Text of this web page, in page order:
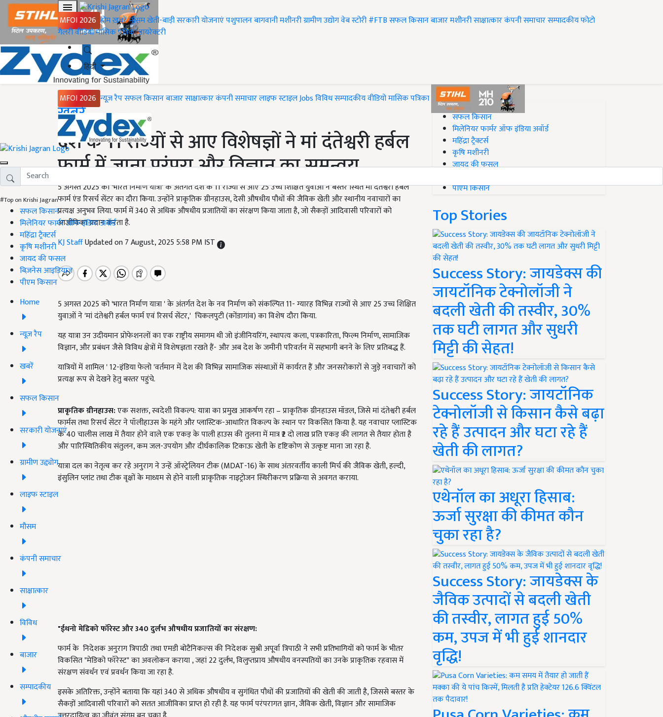
MFOI 2026 होमख़बरेंमौसमखेती-बाड़ीसरकारी योजनाएंपशुपालनबागवानीमशीनरीग्रामीण उद्योगवेब स्टोरी#FTBसफल किसानबाजारमशीनरीसाक्षात्कारकंपनी समाचारसम्पादकीयफोटो
गैलरीवीडियोमासिक पत्रिकाडायरेक्टरी
हिंदी
MFOI 2026 न्यूज़ रैपसफल किसानबाजारसाक्षात्कारकंपनी समाचारलाइफ स्टाइलJobsविविधसम्पादकीयवीडियोमासिक पत्रिका
#Top on Krishi Jagran
सफल किसान
मिलेनियर फार्मर ऑफ इंडिया अवॉर्ड
महिंद्रा ट्रैक्टर्स
कृषि मशीनरी
जायद की फसल
बिज़नेस आइडियाज
पीएम किसान
Home
न्यूज़ रैप
खबरें
सफल किसान
सरकारी योजनाएं
ग्रामीण उद्द्योग
लाइफ स्टाइल
मौसम
कंपनी समाचार
साक्षात्कार
विविध
बाजार
सम्पादकीय
Home
ख़बरें
देश के 11 राज्यों से आए विशेषज्ञों ने मां दंतेश्वरी हर्बल
फार्म में जाना परंपरा और विज्ञान का समन्वय
5 अगस्त 2025 को 'भारत निर्माण यात्रा' के अंतर्गत देश के 11 राज्यों से आए 25 उच्च शिक्षित युवाओं ने बस्तर स्थित मां दंतेश्वरी हर्बल
फार्म एंड रिसर्च सेंटर का दौरा किया. उन्होंने प्राकृतिक ग्रीनहाउस, देसी औषधीय पौधों की जैविक खेती और स्थानीय नवाचारों का
प्रत्यक्ष अनुभव लिया. फार्म में 340 से अधिक औषधीय प्रजातियों का संरक्षण किया जाता है, जो सैकड़ों आदिवासी परिवारों को
आजीविका प्रदान करता है.
KJ StaffUpdated on 7 August, 2025 5:58 PM IST
5 अगस्त 2025 को 'भारत निर्माण यात्रा ' के अंतर्गत देश के नव निर्माण को संकल्पित 11- ग्यारह विभिन्न राज्यों से आए 25 उच्च शिक्षित
युवाओं ने 'मां दंतेश्वरी हर्बल फार्म एवं रिसर्च सेंटर,' चिकलपुटी (कोंडागांव) का विशेष दौरा किया.
यह यात्रा उन उदीयमान प्रोफेशनलों का एक राष्ट्रीय समागम थी जो इंजीनियरिंग, स्थापत्य कला, पत्रकारिता, फिल्म निर्माण, सामाजिक
विज्ञान, और प्रबंधन जैसे विविध क्षेत्रों में विशेषज्ञता रखते हैं- और अब देश के जमीनी परिवर्तन में सहभागी बनने के लिए प्रतिबद्ध हैं.
यात्रियों में शामिल ' 12-इंडिया फेलो 'वर्तमान में देश की विभिन्न सामाजिक संस्थाओं में कार्यरत हैं और जनसरोकारों से जुड़े नवाचारों को
प्रत्यक्ष रूप से देखने हेतु बस्तर पहुंचे.
प्राकृतिक ग्रीनहाउस:एक सशक्त, स्वदेशी विकल्प: यात्रा का प्रमुख आकर्षण रहा – प्राकृतिक ग्रीनहाउस मॉडल, जिसे मां दंतेश्वरी हर्बल
फार्मस तथा रिसर्च सेंटर ने पॉलीहाउस के महंगे और प्लास्टिक-आधारित विकल्प के स्थान पर विकसित किया है. यह नवाचार प्लास्टिक
के 40 चालीस लाख में तैयार होने वाले एक एकड़ के पाली हाउस की तुलना में मात्र ₹2 दो लाख प्रति एकड़ की लागत से तैयार होता है
और पारिस्थितिकीय संतुलन, कम जल-उपयोग और दीर्घकालिक टिकाऊ खेती के दृष्टिकोण से उत्कृष्ट माना जा रहा है.
यात्रा दल का नेतृत्व कर रहे अनुराग ने उन्हें ऑस्ट्रेलियन टीक (MDAT-16) के साथ अंतरवर्तीय काली मिर्च की जैविक खेती, हल्दी,
इंसुलिन प्लांट तथा टीक वृक्षों के माध्यम से होने वाली प्राकृतिक नाइट्रोजन स्थिरीकरण प्रक्रिया से अवगत कराया.
"ईथनो मेडिको फॉरेस्ट और 340दुर्लभ औषधीय प्रजातियों का संरक्षण:
फार्म के निदेशक अनुराग त्रिपाठी तथा एमडी बोटैनिकल्स की निदेशक सुश्री अपूर्वा त्रिपाठी ने सभी प्रतिभागियों को फार्म के भीतर
विकसित "मेडिको फॉरेस्ट" का अवलोकन कराया , जहां 22 दुर्लभ, विलुप्तप्राय औषधीय वनस्पतियों का उनके प्राकृतिक रहवास में
संरक्षण संवर्धन एवं प्रवर्धन किया जा रहा है.
इसके अतिरिक्त, उन्होंने बताया कि यहां 340 से अधिक औषधीय व सुगंधित पौधों की प्रजातियों की खेती की जाती है, जिससे बस्तर के
सैकड़ों आदिवासी परिवारों को सतत आजीविका प्राप्त हो रही है. यह फार्म परंपरागत ज्ञान, जैविक खेती, विज्ञान और सामाजिक
#Top on Krishi Jagran
सफल किसान
मिलेनियर फार्मर ऑफ इंडिया अवॉर्ड
महिंद्रा ट्रैक्टर्स
कृषि मशीनरी
जायद की फसल
पीएम किसान
Top Stories
Success Story: जायडेक्स की
जायटॉनिक टेक्नोलॉजी ने
बदली खेती की तस्वीर, 30%
तक घटी लागत और सुधरी
मिट्टी की सेहत!
Success Story: जायटॉनिक
टेक्नोलॉजी से किसान कैसे बढ़ा
रहे हैं उत्पादन और घटा रहे हैं
खेती की लागत?
एथेनॉल का अधूरा हिसाब:
ऊर्जा सुरक्षा की कीमत कौन
चुका रहा है?
Success Story: जायडेक्स के
जैविक उत्पादों से बदली खेती
की तस्वीर, लागत हुई 50%
कम, उपज में भी हुई शानदार
वृद्धि!